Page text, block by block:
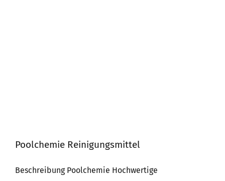
Poolchemie Reinigungsmittel
Beschreibung Poolchemie Hochwertige